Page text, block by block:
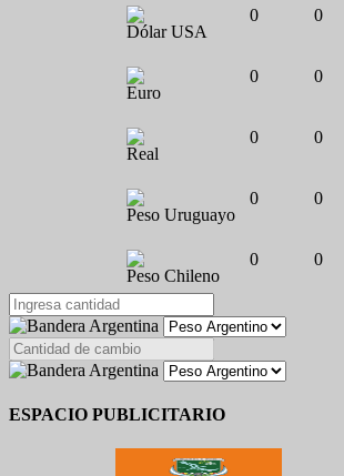
Dólar USA
0 0
Euro
0 0
Real
0 0
Peso Uruguayo
0 0
Peso Chileno
0 0
ESPACIO PUBLICITARIO